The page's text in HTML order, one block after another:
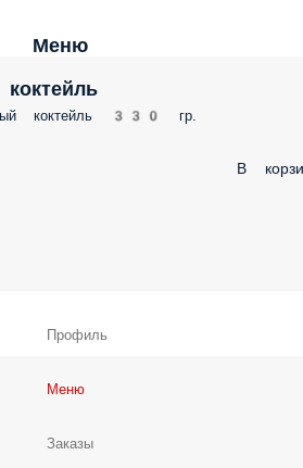
Меню
коктейль 330 гр.
В
Профиль
Меню
Заказы